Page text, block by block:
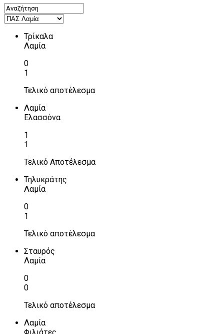
Τρίκαλα
Λαμία
0
1
Τελικό αποτέλεσμα
Λαμία
Ελασσόνα
1
1
Τελικό Αποτέλεσμα
Τηλυκράτης
Λαμία
0
1
Τελικό αποτέλεσμα
Σταυρός
Λαμία
0
0
Τελικό αποτέλεσμα
Λαμία